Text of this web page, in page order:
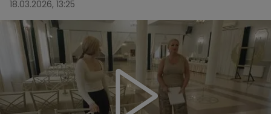
18.03.2026, 13:25